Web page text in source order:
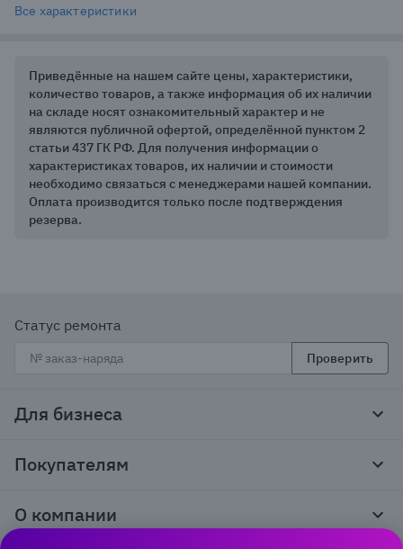
Все характеристики
Приведённые на нашем сайте цены, характеристики,
количество товаров, а также информация об их наличии
на складе носят ознакомительный характер и не
являются публичной офертой, определённой пунктом 2
статьи 437 ГК РФ. Для получения информации о
характеристиках товаров, их наличии и стоимости
необходимо связаться с менеджерами нашей компании.
Оплата производится только после подтверждения
резерва.
Статус ремонта
Проверить
Для бизнеса
Тендеры и гос закупки
Покупателям
Пункты выдачи
О компании